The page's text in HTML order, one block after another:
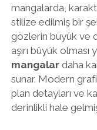
mangalarda,
stilize edilmiş bir
gözlerin büyük ve
aşırı büyük olması
mangalardaha
sunar. Modern
plan detayları ve
derinlikli hale